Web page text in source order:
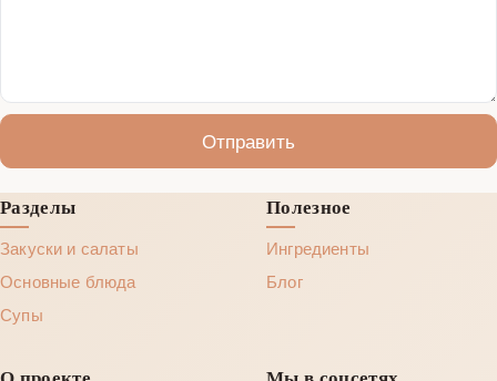
Отправить
Разделы
Закуски и салаты
Основные блюда
Супы
Полезное
Ингредиенты
Блог